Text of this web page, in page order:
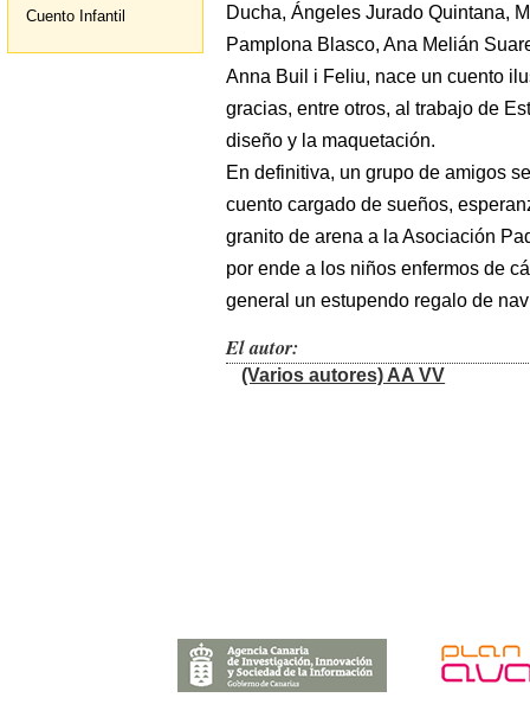
Cuento Infantil
Ducha, Ángeles Jurado Quintana,
Pamplona Blasco, Ana Melián
Anna Buil i Feliu, nace un cuento
gracias, entre otros, al trabajo de
diseño y la maquetación.
En definitiva, un grupo de amigos
cuento cargado de sueños,
granito de arena a la Asociación
por ende a los niños enfermos de
general un estupendo regalo de
El autor:
(Varios autores) AA VV